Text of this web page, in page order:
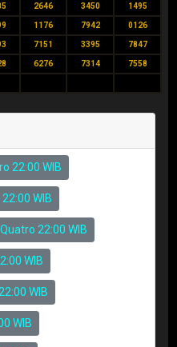
2646 3450 1495
1176 7942 0126
7151 3395 7847
6276 7314 7558
22:00 WIB
WIB
22:00 WIB
WIB
WIB
WIB